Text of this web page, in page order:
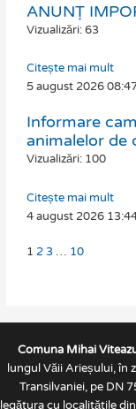
ANUNȚ
Vizualizări: 63
Citește mai mult
5 august 2026
Informare
animalelor de
Vizualizări: 100
Citește mai mult
4 august 2026
Page
1
Page
2
Page
3 …
Page
10
Comuna Mihai
lungul Văii Arieșului, în
Transilvaniei, pe DN
legătura cu localitătile